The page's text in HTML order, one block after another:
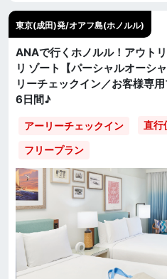
東京(成田)発/オアフ島(ホノルル)
ANAで行くホノルル！アウト
リ ゾート【パーシャルオーシ
リーチェックイン／お客様専
6日間♪
アーリーチェックイン 直行
フリープラン